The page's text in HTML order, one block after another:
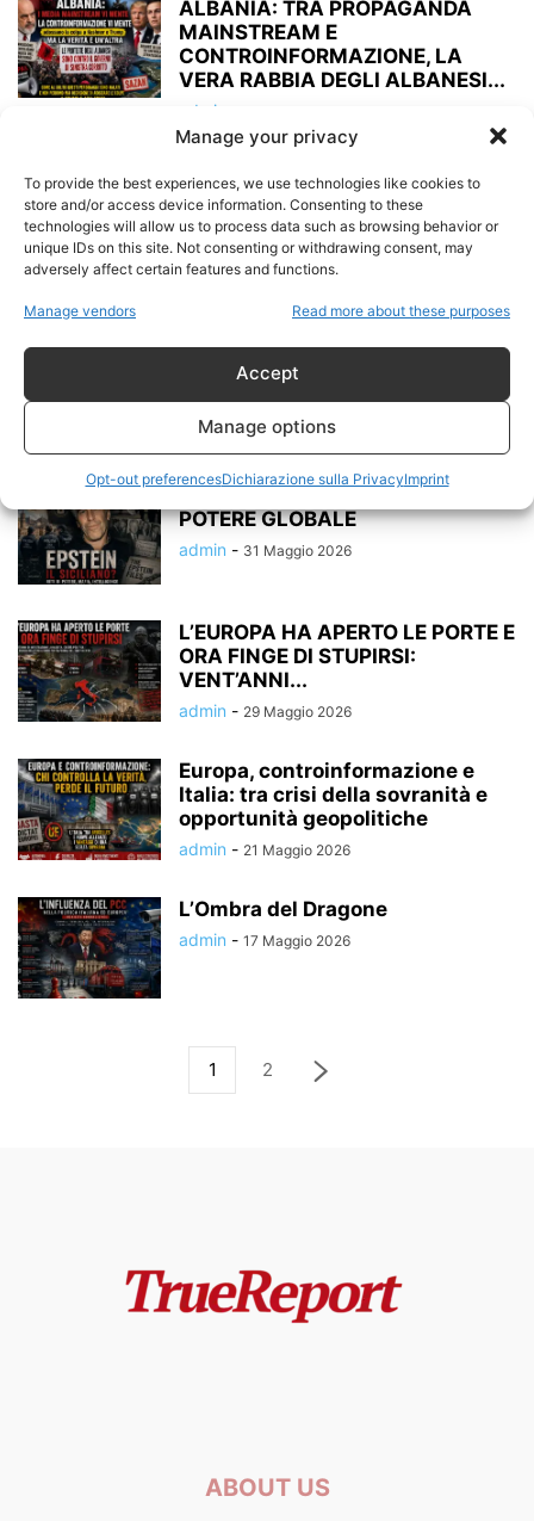
Manage your privacy
To provide the best experiences, we use technologies like cookies to
store and/or access device information. Consenting to these
technologies will allow us to process data such as browsing behavior or
unique IDs on this site. Not consenting or withdrawing consent, may
adversely affect certain features and functions.
Manage vendors Read more about these purposes
Accept
Manage options
Opt-out preferencesDichiarazione sulla PrivacyImprint
ALBANIA: TRA PROPAGANDA
MAINSTREAM E
CONTROINFORMAZIONE, LA
VERA RABBIA DEGLI ALBANESI...
admin
PROPAGANDA DEL SOSPETTO:
QUANDO LE DOMANDE
SOSTITUISCONO...
admin - 9 Giugno 2026
OMBRE DEL TRAFFICO DI
IDENTITÀ...
admin - 6 Giugno 2026
EPSTEIN, LA SICILIA E LE RETI DEL
POTERE GLOBALE
admin - 31 Maggio 2026
L’EUROPA HA APERTO LE PORTE E
ORA FINGE DI STUPIRSI:
VENT’ANNI...
admin - 29 Maggio 2026
Europa, controinformazione e
Italia: tra crisi della sovranità e
opportunità geopolitiche
admin - 21 Maggio 2026
L’Ombra del Dragone
admin - 17 Maggio 2026
1 2
ABOUT US